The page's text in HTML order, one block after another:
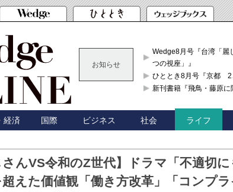
お知らせ
Wedge8月号『台湾「麗
つの視座」』
ひととき8月号『京都 2
新刊書籍『飛鳥・藤原に
経済 国際 ビジネス 社会 ライフ
さんVS令和のZ世代】ドラマ「不適切に
えた価値観「働き方改革」「コンプ